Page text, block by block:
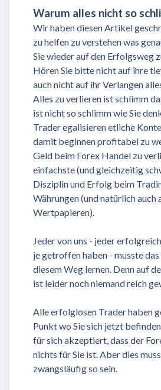
Warum alles nicht so
Wir haben diesen Artikel
zu helfen zu verstehen was
Sie wieder auf den Erfolgsweg
Hören Sie bitte nicht auf ihre
auch nicht auf ihr Verlangen
Alles zu verlieren ist schlimm
ist nicht so schlimm wie Sie
Trader egalisieren etliche
damit beginnen profitabel zu
Geld beim Forex Handel zu
einfachste (und gleichzeitig
Disziplin und Erfolg beim
Währungen (und natürlich auch
Wertpapieren).
Jeder von uns - jeder
je getroffen haben - musste
diesem Weg lernen. Denn auf
ist leider noch niemand reich
Alle erfolglosen Trader haben
Punkt wo Sie sich jetzt
für sich akzeptiert, dass der
nichts für Sie ist. Aber dies
zwangsläufig so sein.